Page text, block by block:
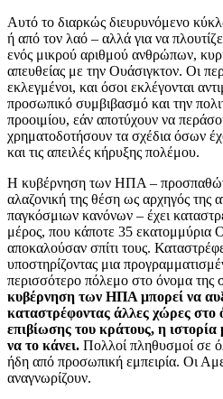
Αυτό το διαρκώς διευρυνόμενο
ή από τον λαό – αλλά για να
ενός μικρού αριθμού ανθρώπων,
απευθείας με την Ουάσιγκτον. Οι
εκλεγμένοι, και όσοι εκλέγονται
προσωπικό συμβιβασμό και την
προοιμίου, εάν αποτύχουν να
χρηματοδοτήσουν τα σχέδια όσων
και τις απειλές κήρυξης πολέμου.
Η κυβέρνηση των ΗΠΑ –
αλαζονική της θέση ως αρχηγός της
παγκόσμιων κανόνων – έχει
μέρος, που κάποτε 35 εκατομμύρια
αποκαλούσαν σπίτι τους.
υποστηρίζοντας μια
περισσότερο πόλεμο στο όνομα της
κυβέρνηση των ΗΠΑ μπορεί να
καταστρέφοντας άλλες χώρες στο
επιβίωσης του κράτους, η ιστορία
να το κάνει. Πολλοί πληθυσμοί σε
ήδη από προσωπική εμπειρία. Οι
αναγνωρίζουν.